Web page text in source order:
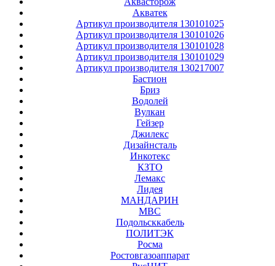
Акватек
Артикул производителя 130101025
Артикул производителя 130101026
Артикул производителя 130101028
Артикул производителя 130101029
Артикул производителя 130217007
Бастион
Бриз
Водолей
Вулкан
Гейзер
Джилекс
Дизайнсталь
Инкотекс
КЗТО
Лемакс
Лидея
МАНДАРИН
МВС
Подольсккабель
ПОЛИТЭК
Росма
Ростовгазоаппарат